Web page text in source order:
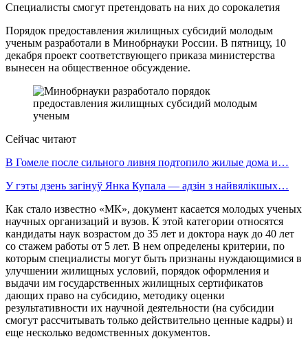
Специалисты смогут претендовать на них до сорокалетия
Порядок предоставления жилищных субсидий молодым
ученым разработали в Минобрнауки России. В пятницу, 10
декабря проект соответствующего приказа министерства
вынесен на общественное обсуждение.
Сейчас читают
В Гомеле после сильного ливня подтопило жилые дома и…
У гэты дзень загінуў Янка Купала — адзін з найвялікшых…
Как стало известно «МК», документ касается молодых ученых
научных организаций ‎и вузов. К этой категории относятся
кандидаты наук возрастом до 35 лет и доктора наук до 40 лет
со стажем работы от 5 лет. В нем определены критерии, по
которым специалисты могут быть признаны нуждающимися в
улучшении жилищных условий, порядок оформления и
выдачи им государственных жилищных сертификатов
дающих право на субсидию, методику оценки
результативности их научной деятельности (на субсидии
смогут рассчитывать только действительно ценные кадры) и
еще несколько ведомственных документов.